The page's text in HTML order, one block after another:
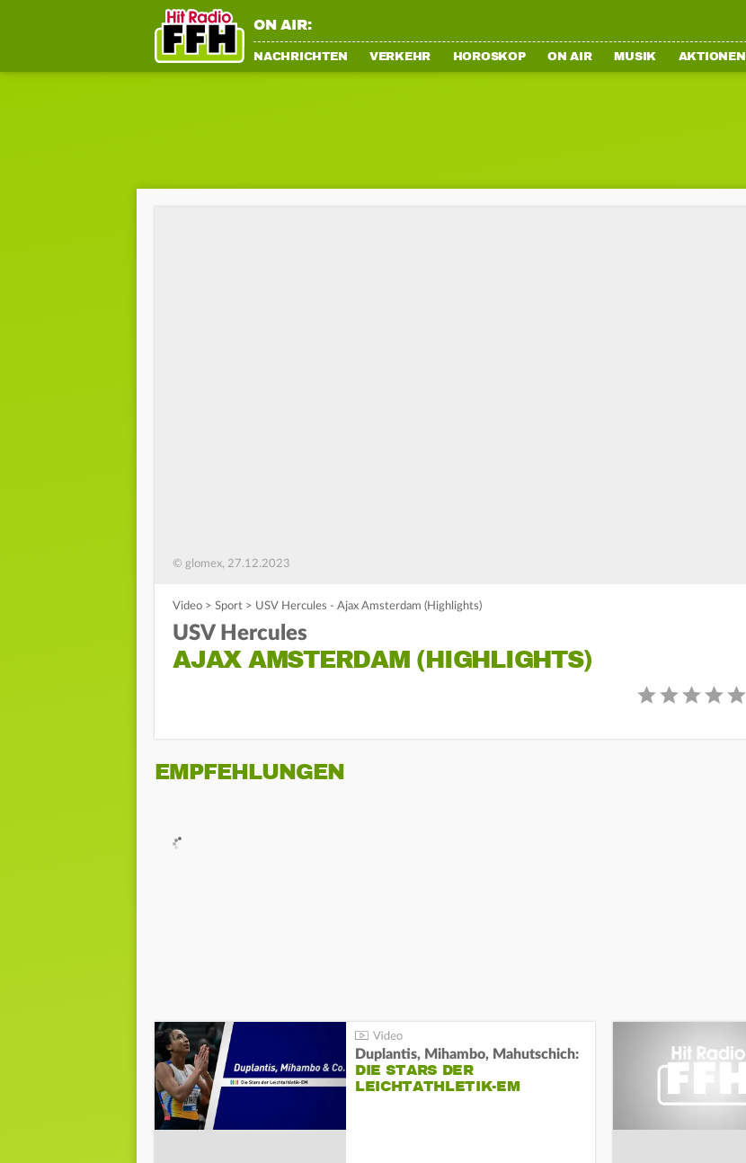
ON AIR:
NACHRICHTEN VERKEHR HOROSKOP ON AIR MUSIK AKTIONEN
© glomex, 27.12.2023
Video > Sport > USV Hercules - Ajax Amsterdam (Highlights)
USV Hercules
AJAX AMSTERDAM (HIGHLIGHTS)
EMPFEHLUNGEN
Duplantis, Mihambo, Mahutschich:
DIE STARS DER
LEICHTATHLETIK-EM